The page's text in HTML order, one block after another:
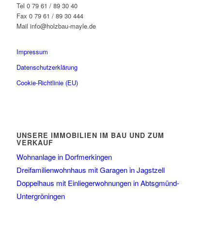
Tel 0 79 61 / 89 30 40
Fax 0 79 61 / 89 30 444
Mail info@holzbau-mayle.de
Impressum
Datenschutzerklärung
Cookie-Richtlinie (EU)
UNSERE IMMOBILIEN IM BAU UND ZUM
VERKAUF
Wohnanlage in Dorfmerkingen
Dreifamilienwohnhaus mit Garagen in Jagstzell
Doppelhaus mit Einliegerwohnungen in Abtsgmünd-
Untergröningen